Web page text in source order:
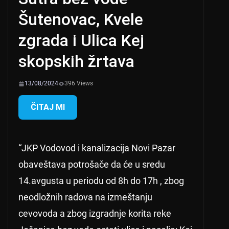
Šutenovac, Kvele
zgrada i Ulica Kej
skopskih žrtava
13/08/2024 396 Views
ČITAJ MI
“JKP Vodovod i kanalizacija Novi Pazar
obaveštava potrošače da će u sredu
14.avgusta u periodu od 8h do 17h , zbog
neodložnih radova na izmeštanju
cevovoda a zbog izgradnje korita reke